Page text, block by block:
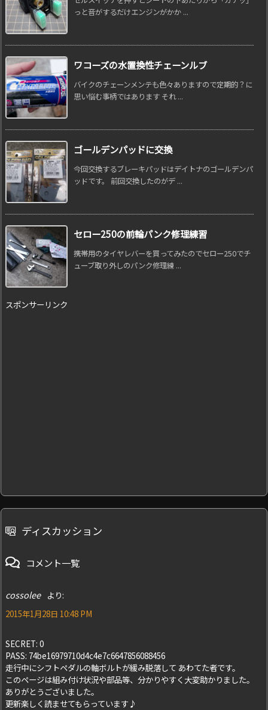
っと音がするだけエンジンがかか ...
ワコーズの水置換性チェーンルブ
バイクのチェーンメンテも色々ありますので定期的？に
思い悩む事柄ではあります それ ...
ゴールデンパッドに交換
今回交換するブレーキパッドはデイトナのゴールデンパ
ッドです。 前回交換したのがデ ...
セロー250の前輪パンク修理練習
携帯用のタイヤレバーを買ってみたのでセロー250でチ
ューブ取り外しのパンク修理練 ...
スポンサーリンク
ディスカッション
コメント一覧
cossolee より:
2015年1月28日 10:48 PM
SECRET: 0
PASS: 74be16979710d4c4e7c6647856088456
走行中にシフトペダルの軸ボルトが緩み脱落して あわてた者です。
このページは組み付け状況や部品等、分かりやすく大変助かりました。
ありがとうございました。
更新楽しく読ませてもらっています♪